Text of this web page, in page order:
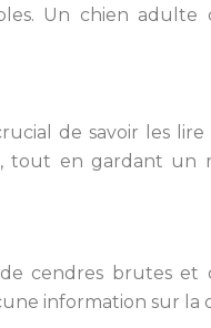
Un chien
de savoir les
tout en gardant un
cendres brutes
information sur la